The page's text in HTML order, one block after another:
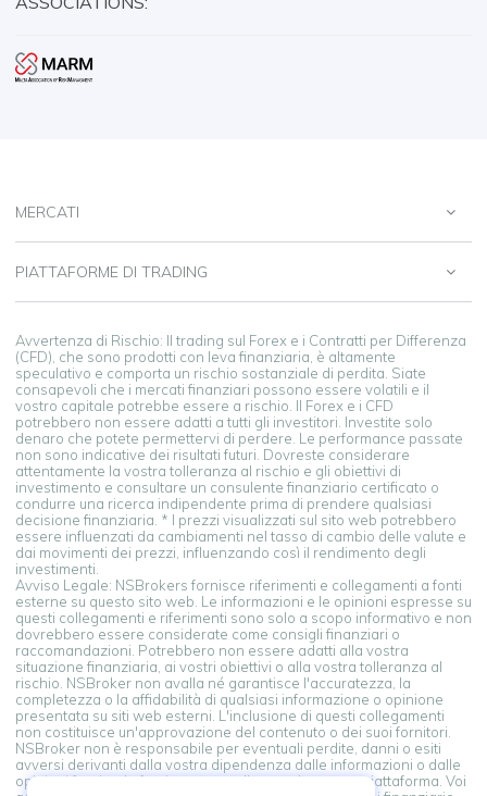
MERCATI
PIATTAFORME DI TRADING
Avvertenza di Rischio: Il trading sul Forex e i Contratti per Differenza
(CFD), che sono prodotti con leva finanziaria, è altamente
speculativo e comporta un rischio sostanziale di perdita. Siate
consapevoli che i mercati finanziari possono essere volatili e il
vostro capitale potrebbe essere a rischio. Il Forex e i CFD
potrebbero non essere adatti a tutti gli investitori. Investite solo
denaro che potete permettervi di perdere. Le performance passate
non sono indicative dei risultati futuri. Dovreste considerare
attentamente la vostra tolleranza al rischio e gli obiettivi di
investimento e consultare un consulente finanziario certificato o
condurre una ricerca indipendente prima di prendere qualsiasi
decisione finanziaria. * I prezzi visualizzati sul sito web potrebbero
essere influenzati da cambiamenti nel tasso di cambio delle valute e
dai movimenti dei prezzi, influenzando così il rendimento degli
investimenti.
Avviso Legale: NSBrokers fornisce riferimenti e collegamenti a fonti
esterne su questo sito web. Le informazioni e le opinioni espresse su
questi collegamenti e riferimenti sono solo a scopo informativo e non
dovrebbero essere considerate come consigli finanziari o
raccomandazioni. Potrebbero non essere adatti alla vostra
situazione finanziaria, ai vostri obiettivi o alla vostra tolleranza al
rischio. NSBroker non avalla né garantisce l'accuratezza, la
completezza o la affidabilità di qualsiasi informazione o opinione
presentata su siti web esterni. L'inclusione di questi collegamenti
non costituisce un'approvazione del contenuto o dei suoi fornitori.
NSBroker non è responsabile per eventuali perdite, danni o esiti
avversi derivanti dalla vostra dipendenza dalle informazioni o dalle
opinioni fornite da fonti esterne collegate da questa piattaforma. Voi